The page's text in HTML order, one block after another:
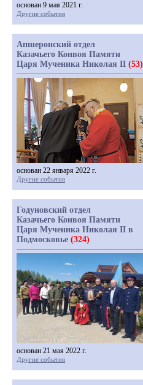
основан 9 мая 2021 г.
Другие события
Апшеронский отдел
Казачьего Конвоя Памяти
Царя Мученика Николая II (53)
основан 22 января 2022 г.
Другие события
Годуновский отдел
Казачьего Конвоя Памяти
Царя Мученика Николая II в
Подмосковье (324)
основан 21 мая 2022 г.
Другие события